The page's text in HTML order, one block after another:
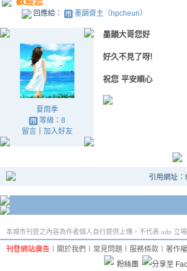
回應給： 墨韻齋主（hpcheun）
夏雨季
等級：8
留言｜ 加入好友
墨韻大哥您好
好久不見了呀!
祝您 平安順心
引用網址
本城市刊登之內容為作者個人自行提供上傳，不代表 udn 立場
刊登網站廣告 關於我們 常見問題 服務條款 著作
粉絲團